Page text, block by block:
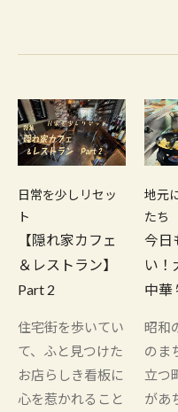
日常を少しリセッ
ト
【隠れ家カフェ
＆レストラン】
Part 2
住宅街を歩いてい
て、ふと見つけた
お店らしき看板に
心を惹かれること
地元
たち
今日
い！
中華
昭和
のま
立つ
があ